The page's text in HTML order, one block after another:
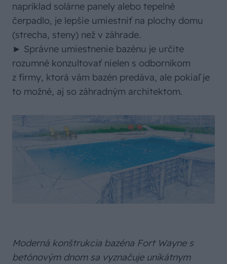
napríklad solárne panely alebo tepelné
čerpadlo, je lepšie umiestniť na plochy domu
(strecha, steny) než v záhrade.
► Správne umiestnenie bazénu je určite
rozumné konzultovať nielen s odborníkom
z firmy, ktorá vám bazén predáva, ale pokiaľ je
to možné, aj so záhradným architektom.
Moderná konštrukcia bazéna Fort Wayne s
betónovým dnom sa vyznačuje unikátnym